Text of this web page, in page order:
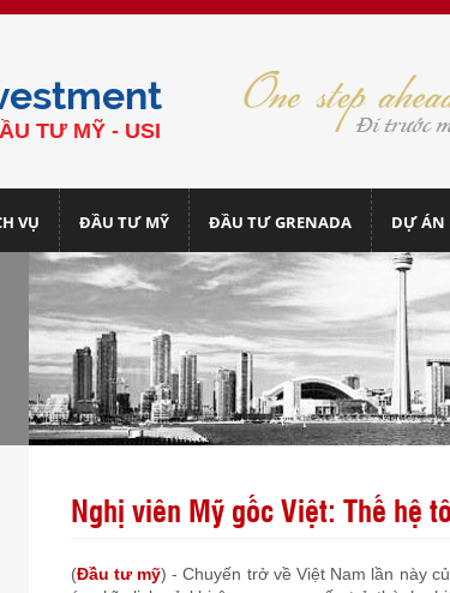
TƯ MỸ - USI
VỤ ĐẦU TƯ MỸ ĐẦU TƯ GRENADA DỰ ÁN
Nghị viên Mỹ gốc Việt: Thế hệ
(Đầu tư mỹ) - Chuyến trở về Việt Nam lần này